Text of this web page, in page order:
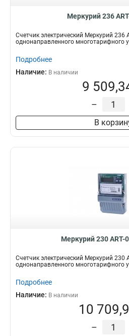
Меркурий 236
Счетчик электрический Меркурий 236
однонаправленного многотарифного
Подробнее
Наличие: В наличии
9
–
В
Меркурий 230 АRT-
Счетчик электрический Меркурий 230
однонаправленного многотарифного
Подробнее
Наличие: В наличии
10
–